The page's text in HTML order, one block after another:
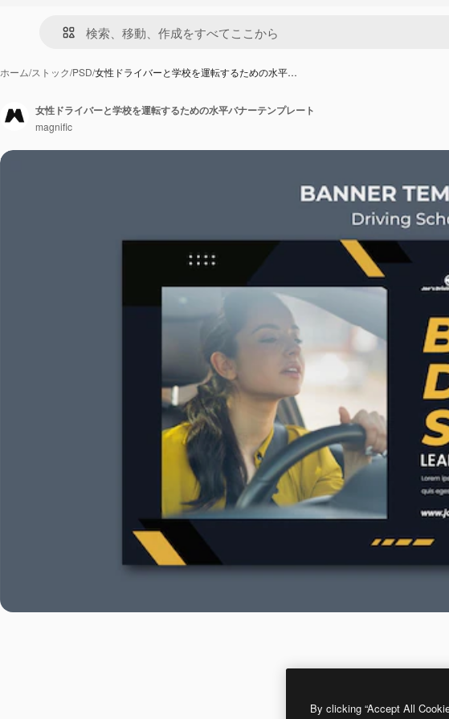
ホーム/ストック/PSD/女性ドライバーと学校を運転するための水平…
女性ドライバーと学校を運転するための水平バナーテンプレート
magnific
By clicking “Accept All